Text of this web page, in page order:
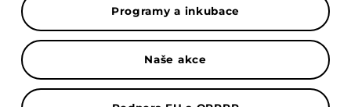
Programy a inkubace
Naše akce